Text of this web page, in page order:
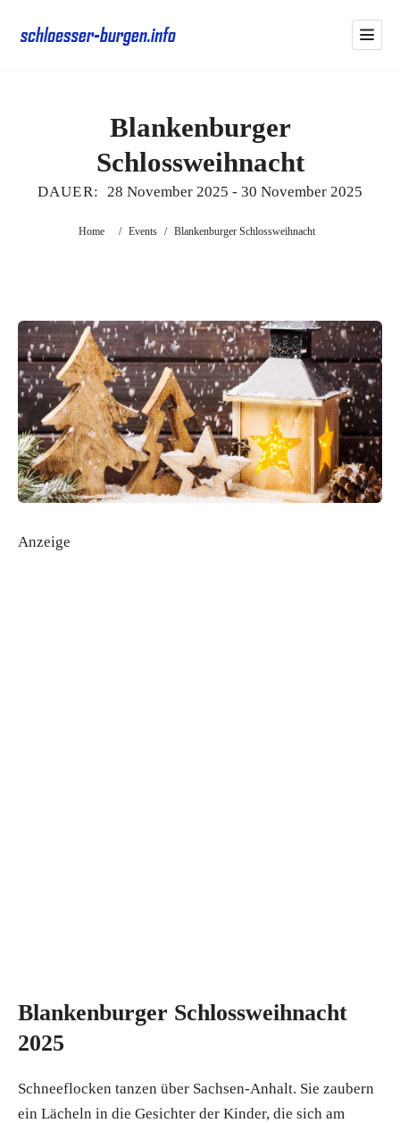
Blankenburger
Schlossweihnacht
DAUER: 28 November 2025 - 30 November 2025
Home / Events / Blankenburger Schlossweihnacht
Anzeige
Blankenburger Schlossweihnacht
2025
Schneeflocken tanzen über Sachsen-Anhalt. Sie zaubern
ein Lächeln in die Gesichter der Kinder, die sich am